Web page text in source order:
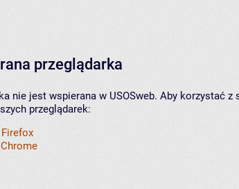
przeglądarka
nie jest wspierana w USOSweb. Aby korzystać
przeglądarek: